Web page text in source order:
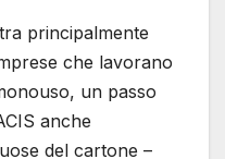
principalmente
che lavorano
un passo
anche
del cartone –